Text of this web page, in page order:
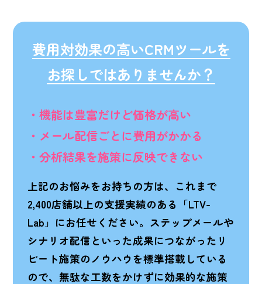
費用対効果の高いCRMツールを
お探しではありませんか？
・機能は豊富だけど価格が高い
・メール配信ごとに費用がかかる
・分析結果を施策に反映できない
上記のお悩みをお持ちの方は、これまで
2,400店舗以上の支援実績のある「LTV-
Lab」にお任せください。ステップメールや
シナリオ配信といった成果につながったリ
ピート施策のノウハウを標準搭載している
ので、無駄な工数をかけずに効果的な施策